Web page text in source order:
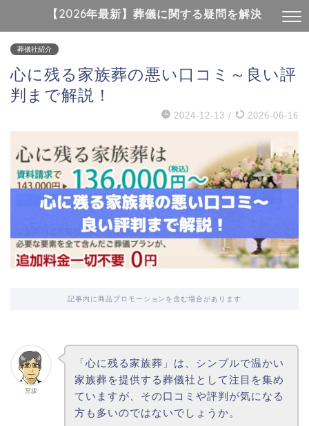
【2026年最新】葬儀に関する疑問を解決
葬儀社紹介
心に残る家族葬の悪い口コミ～良い評
判まで解説！
2024-12-13 / 2026-06-16
記事内に商品プロモーションを含む場合があります
宮坂
「心に残る家族葬」は、シンプルで温かい
家族葬を提供する葬儀社として注目を集め
ていますが、その口コミや評判が気になる
方も多いのではないでしょうか。